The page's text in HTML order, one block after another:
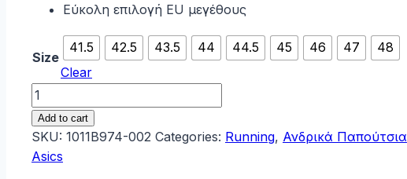
Εύκολη επιλογή EU μεγέθους
Size
41.5 42.5 43.5 44 44.5 45 46 47
48
Clear
ASICS
Novablast
5
Ανδρικά
Add to cart
SKU: 1011B974-002 Categories: Running, Ανδρικά Παπούτσια
Asics